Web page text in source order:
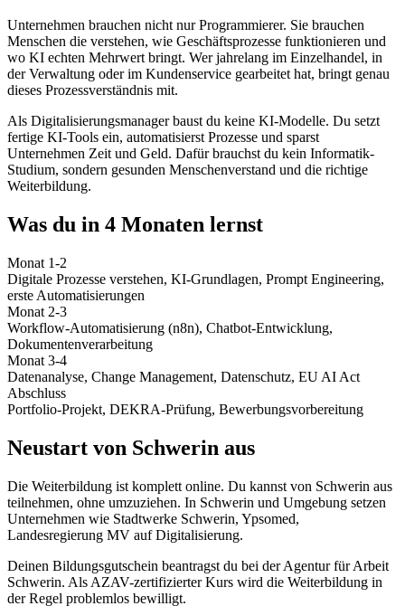
Unternehmen brauchen nicht nur Programmierer. Sie brauchen
Menschen die verstehen, wie Geschäftsprozesse funktionieren und
wo KI echten Mehrwert bringt. Wer jahrelang im Einzelhandel, in
der Verwaltung oder im Kundenservice gearbeitet hat, bringt genau
dieses Prozessverständnis mit.
Als Digitalisierungsmanager baust du keine KI-Modelle. Du setzt
fertige KI-Tools ein, automatisierst Prozesse und sparst
Unternehmen Zeit und Geld. Dafür brauchst du kein Informatik-
Studium, sondern gesunden Menschenverstand und die richtige
Weiterbildung.
Was du in 4 Monaten lernst
Monat 1-2
Digitale Prozesse verstehen, KI-Grundlagen, Prompt Engineering,
erste Automatisierungen
Monat 2-3
Workflow-Automatisierung (n8n), Chatbot-Entwicklung,
Dokumentenverarbeitung
Monat 3-4
Datenanalyse, Change Management, Datenschutz, EU AI Act
Abschluss
Portfolio-Projekt, DEKRA-Prüfung, Bewerbungsvorbereitung
Neustart von Schwerin aus
Die Weiterbildung ist komplett online. Du kannst von Schwerin aus
teilnehmen, ohne umzuziehen. In Schwerin und Umgebung setzen
Unternehmen wie Stadtwerke Schwerin, Ypsomed,
Landesregierung MV auf Digitalisierung.
Deinen Bildungsgutschein beantragst du bei der Agentur für Arbeit
Schwerin. Als AZAV-zertifizierter Kurs wird die Weiterbildung in
der Regel problemlos bewilligt.